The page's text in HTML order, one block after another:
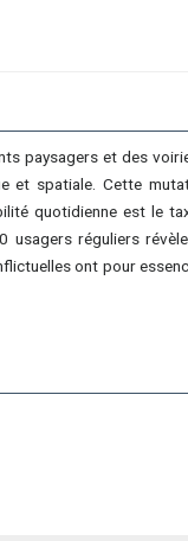
paysagers et des
et spatiale. Cette
quotidienne est le
usagers réguliers
ont pour